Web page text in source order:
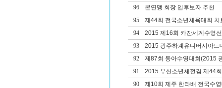
96
본연맹 회장 입후보자 추천
95
제44회 전국소년체육대회
94
2015 제16회 카잔세계수영
93
2015 광주하계유니버시아드
92
제87회 동아수영대회(2015
91
2015 부산소년체전겸 제44
90
제10회 제주 한라배 전국수